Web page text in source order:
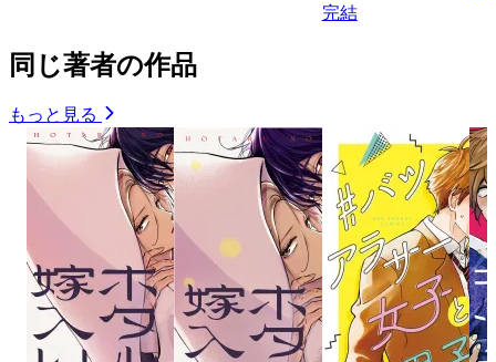
完結
同じ著者の作品
もっと見る